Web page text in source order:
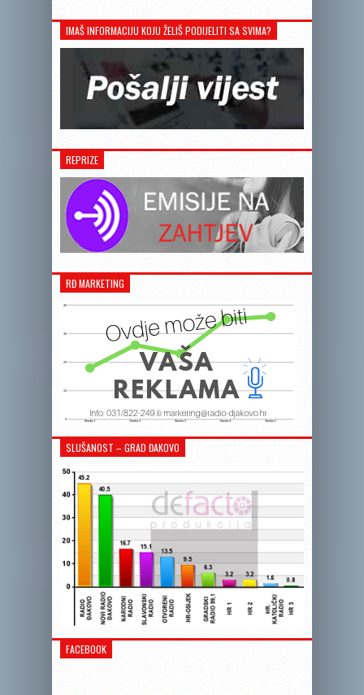
IMAŠ INFORMACIJU KOJU ŽELIŠ PODIJELITI SA SVIMA?
REPRIZE
RĐ MARKETING
SLUŠANOST – GRAD ĐAKOVO
FACEBOOK